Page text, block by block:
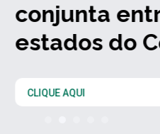
conjunta
estados do
CLIQUE AQUI